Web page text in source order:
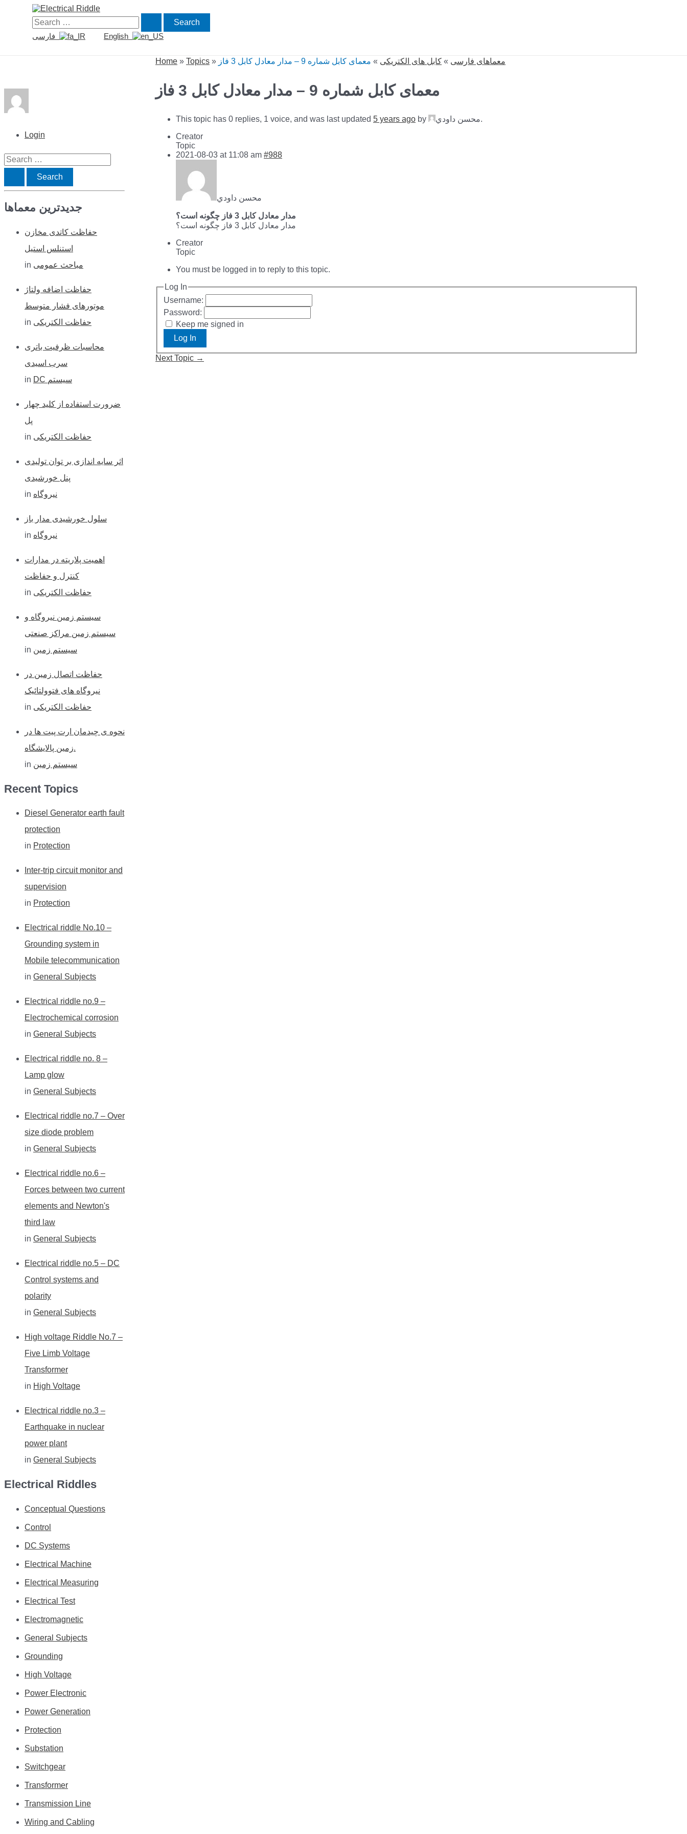
Search
for:
English
Login
S
a
rجدیدترین معماها
حفاظت کاتدی مخازن
استنلس استیل
in مباحث عمومی
حفاظت اضافه ولتاژ
موتورهای فشار متوسط
in حفاظت الکتریکی
محاسبات ظرفیت باتری
سرب اسیدی
in
DC سیستم
ضرورت استفاده از کلید چهار
پل
in حفاظت الکتریکی
اثر سایه اندازی بر توان تولیدی
پنل خورشیدی
in نیروگاه
سلول خورشیدی مدار باز
in نیروگاه
اهمیت پلاریته در مدارات
کنترل و حفاظت
in حفاظت الکتریکی
سیستم زمین نیروگاه و
سیستم زمین مراکز صنعتی
in سیستم زمین
حفاظت اتصال زمین در
نیروگاه های فتوولتائیک
in حفاظت الکتریکی
نحوه ی چیدمان ارت پیت ها در
زمین پالایشگاه.
in سیستم زمین
Recent Topics
Diesel Generator earth fault
protection
in Protection
Inter-trip circuit monitor and
supervision
in Protection
Electrical riddle No.10 –
Grounding system in
Mobile telecommunication
in General Subjects
Electrical riddle no.9 –
Electrochemical corrosion
in General Subjects
Electrical riddle no. 8 –
Lamp glow
in General Subjects
Electrical riddle no.7 – Over
size diode problem
in General Subjects
Electrical riddle no.6 –
Forces between two current
elements and Newton's
third law
in General Subjects
Electrical riddle no.5 – DC
Control systems and
polarity
in General Subjects
High voltage Riddle No.7 –
Five Limb Voltage
Transformer
in High Voltage
Electrical riddle no.3 –
Earthquake in nuclear
power plant
in General Subjects
Electrical Riddles
Conceptual Questions
Control
DC Systems
Electrical Machine
Electrical Measuring
Electrical Test
Electromagnetic
General Subjects
Grounding
High Voltage
Power Electronic
Power Generation
Protection
Substation
Switchgear
Transformer
Transmission Line
Wiring and Cabling
Home » Topics » معماهای فارسی » کابل های الکتریکی » معمای کابل شماره 9 – مدار معادل كابل 3 فاز
معمای کابل شماره 9 – مدار معادل كابل 3 فاز
This topic has 0 replies, 1 voice, and was last updated 5 years ago by محسن داودي.
Creator
Topic
2021-08-03 at 11:08 am #988
محسن داودي
مدار معادل كابل 3 فاز چگونه است؟
مدار معادل كابل 3 فاز چگونه است؟
Creator
Topic
You must be logged in to reply to this topic.
Log In
Username:
Password:
Keep me signed in
Log In
Post
Next Topic →